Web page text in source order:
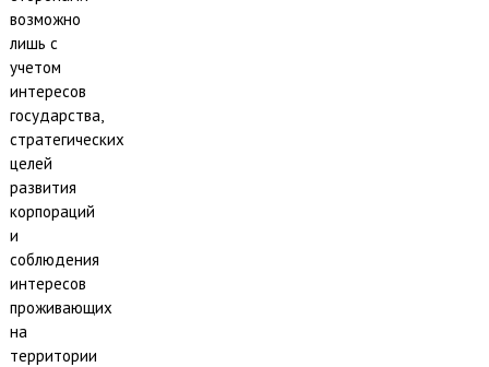
возможно
лишь с
учетом
интересов
государства,
стратегических
целей
развития
корпораций
и
соблюдения
интересов
проживающих
на
территории